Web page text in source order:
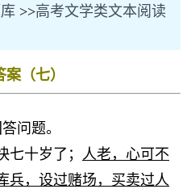
>>高考文学类文本阅读
（七）
问题。
十岁了； 人老，心可不
兵，设过赌场，买卖过人